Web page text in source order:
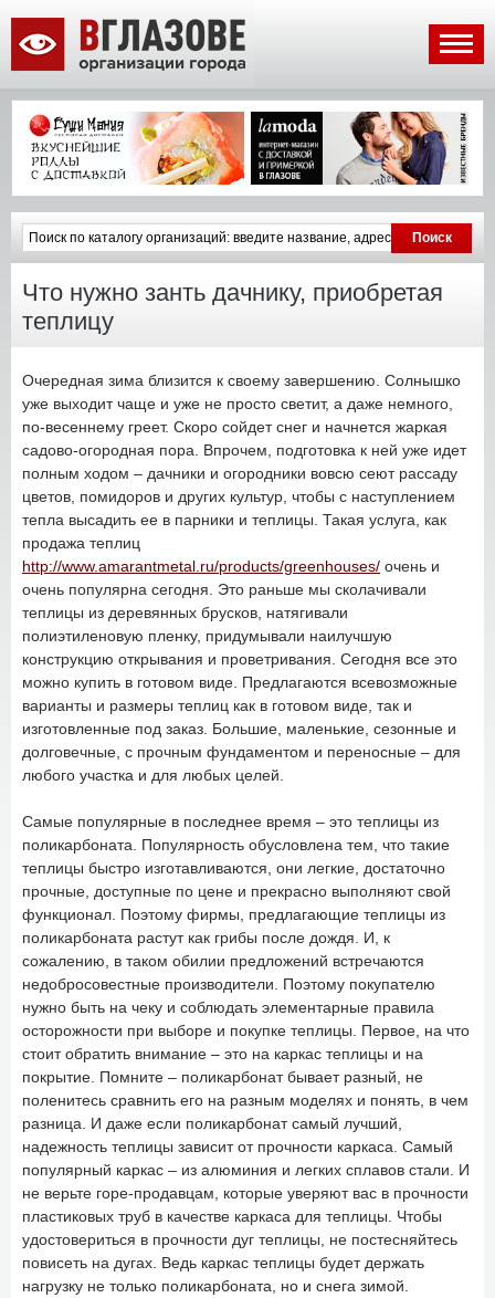
Что нужно занть дачнику, приобретая
теплицу
Очередная зима близится к своему завершению. Солнышко
уже выходит чаще и уже не просто светит, а даже немного,
по-весеннему греет. Скоро сойдет снег и начнется жаркая
садово-огородная пора. Впрочем, подготовка к ней уже идет
полным ходом – дачники и огородники вовсю сеют рассаду
цветов, помидоров и других культур, чтобы с наступлением
тепла высадить ее в парники и теплицы. Такая услуга, как
продажа теплиц
http://www.amarantmetal.ru/products/greenhouses/ очень и
очень популярна сегодня. Это раньше мы сколачивали
теплицы из деревянных брусков, натягивали
полиэтиленовую пленку, придумывали наилучшую
конструкцию открывания и проветривания. Сегодня все это
можно купить в готовом виде. Предлагаются всевозможные
варианты и размеры теплиц как в готовом виде, так и
изготовленные под заказ. Большие, маленькие, сезонные и
долговечные, с прочным фундаментом и переносные – для
любого участка и для любых целей.
Самые популярные в последнее время – это теплицы из
поликарбоната. Популярность обусловлена тем, что такие
теплицы быстро изготавливаются, они легкие, достаточно
прочные, доступные по цене и прекрасно выполняют свой
функционал. Поэтому фирмы, предлагающие теплицы из
поликарбоната растут как грибы после дождя. И, к
сожалению, в таком обилии предложений встречаются
недобросовестные производители. Поэтому покупателю
нужно быть на чеку и соблюдать элементарные правила
осторожности при выборе и покупке теплицы. Первое, на что
стоит обратить внимание – это на каркас теплицы и на
покрытие. Помните – поликарбонат бывает разный, не
поленитесь сравнить его на разным моделях и понять, в чем
разница. И даже если поликарбонат самый лучший,
надежность теплицы зависит от прочности каркаса. Самый
популярный каркас – из алюминия и легких сплавов стали. И
не верьте горе-продавцам, которые уверяют вас в прочности
пластиковых труб в качестве каркаса для теплицы. Чтобы
удостовериться в прочности дуг теплицы, не постесняйтесь
повисеть на дугах. Ведь каркас теплицы будет держать
нагрузку не только поликарбоната, но и снега зимой.